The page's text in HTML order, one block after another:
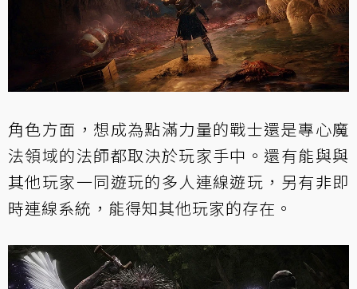
角色方面，想成為點滿力量的戰士還是專心魔
法領域的法師都取決於玩家手中。還有能與與
其他玩家一同遊玩的多人連線遊玩，另有非即
時連線系統，能得知其他玩家的存在。